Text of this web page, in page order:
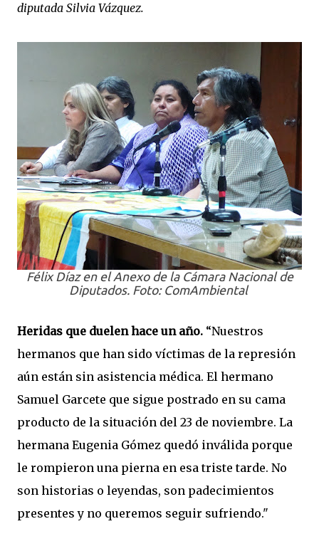
diputada Silvia Vázquez.
Félix Díaz en el Anexo de la Cámara Nacional de
Diputados. Foto: ComAmbiental
Heridas que duelen hace un año. “Nuestros
hermanos que han sido víctimas de la represión
aún están sin asistencia médica. El hermano
Samuel Garcete que sigue postrado en su cama
producto de la situación del 23 de noviembre. La
hermana Eugenia Gómez quedó inválida porque
le rompieron una pierna en esa triste tarde. No
son historias o leyendas, son padecimientos
presentes y no queremos seguir sufriendo."